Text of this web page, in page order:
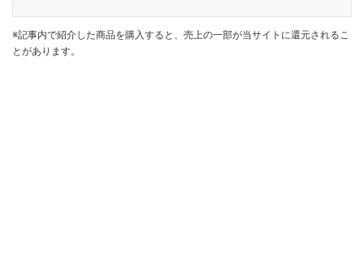
※記事内で紹介した商品を購入すると、売上の一部が当サイトに還元されるこ
とがあります。